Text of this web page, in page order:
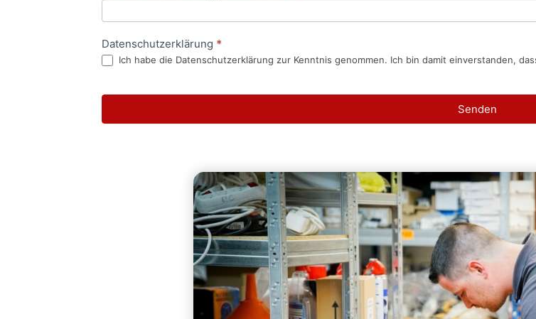
Datenschutzerklärung *
Ich habe die Datenschutzerklärung zur Kenntnis genommen. Ich bin damit einverstanden,
Senden